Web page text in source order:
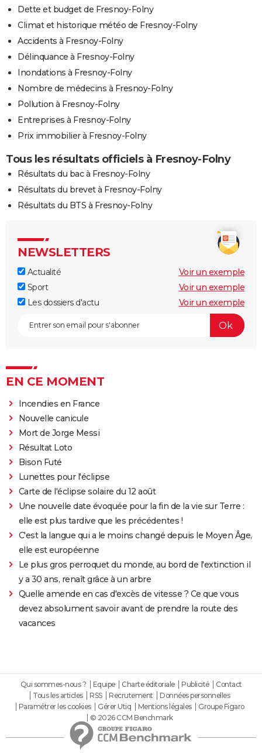
Dette et budget de Fresnoy-Folny
Climat et historique météo de Fresnoy-Folny
Accidents à Fresnoy-Folny
Délinquance à Fresnoy-Folny
Inondations à Fresnoy-Folny
Nombre de médecins à Fresnoy-Folny
Pollution à Fresnoy-Folny
Entreprises à Fresnoy-Folny
Prix immobilier à Fresnoy-Folny
Tous les résultats officiels à Fresnoy-Folny
Résultats du bac à Fresnoy-Folny
Résultats du brevet à Fresnoy-Folny
Résultats du BTS à Fresnoy-Folny
NEWSLETTERS
Actualité
Voir un exemple
Sport
Voir un exemple
Les dossiers d'actu
Voir un exemple
EN CE MOMENT
Incendies en France
Nouvelle canicule
Mort de Jorge Messi
Résultat Loto
Bison Futé
Lunettes pour l'éclipse
Carte de l'éclipse solaire du 12 août
Une nouvelle date évoquée pour la fin de la vie sur Terre :
elle est plus tardive que les précédentes !
C'est la langue qui a le moins changé depuis le Moyen Âge,
elle est européenne
Le plus gros perroquet du monde, au bord de l'extinction il
y a 30 ans, renaît grâce à un arbre
Quelle amende en cas d'excès de vitesse ? Ce que vous
devez absolument savoir avant de prendre la route des
vacances
Qui sommes-nous ? Equipe Charte éditoriale Publicité
Contact
Tous les articles
RSS Recrutement
Données personnelles
Paramétrer les cookies
Gérer Utiq Mentions légales
Groupe Figaro
© 2026 CCM Benchmark